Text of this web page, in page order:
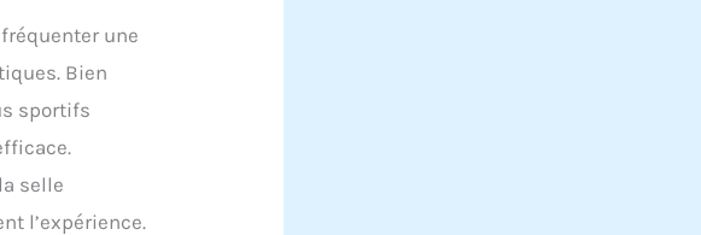
une
Bien
sportifs
selle
l’expérience.